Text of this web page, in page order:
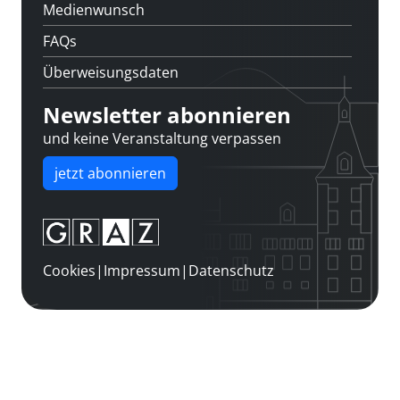
Medienwunsch
FAQs
Überweisungsdaten
Newsletter abonnieren
und keine Veranstaltung verpassen
jetzt abonnieren
Cookies| Impressum| Datenschutz